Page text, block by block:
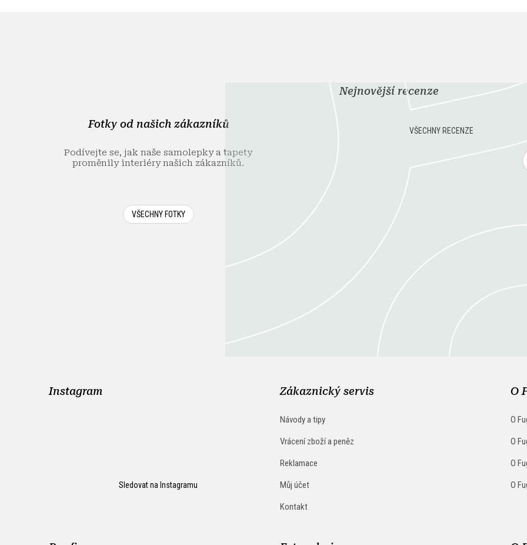
Fotky od našich zákazníků
Podívejte se, jak naše samolepky a tapety
proměnily interiéry našich zákazníků.
VŠECHNY FOTKY
Nejnovější recenze
VŠECHNY RECENZE
Instagram
Sledovat na Instagramu
Zákaznický servis
Návody a tipy
Vrácení zboží a peněz
Reklamace
Můj účet
Kontakt
O
O
O
O
O